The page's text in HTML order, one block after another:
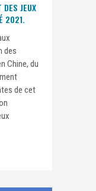
JEUX
2021.
des
Chine, du
de cet